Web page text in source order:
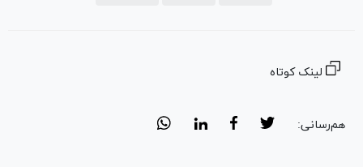
لینک کوتاه
هم‌رسانی: